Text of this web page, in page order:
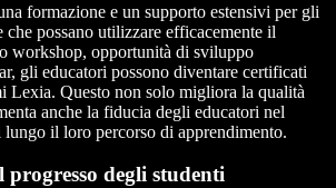
formazione e un supporto estensivi per gli
che possano utilizzare efficacemente il
workshop, opportunità di sviluppo
gli educatori possono diventare certificati
Lexia. Questo non solo migliora la qualità
anche la fiducia degli educatori nel
lungo il loro percorso di apprendimento.
degli studenti